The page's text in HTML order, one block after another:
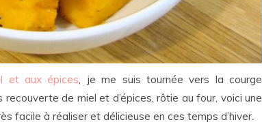
et aux épices , je me suis tournée vers la courge
de miel et d’épices, rôtie au four, voici une
facile à réaliser et délicieuse en ces temps d’hiver.